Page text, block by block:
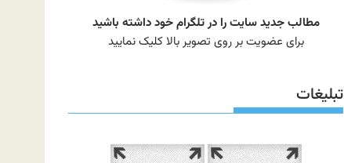
مطالب جدید سایت را در تلگرام خود داشته باشید
برای عضویت بر روی تصویر بالا کلیک نمایید
تبلیغات